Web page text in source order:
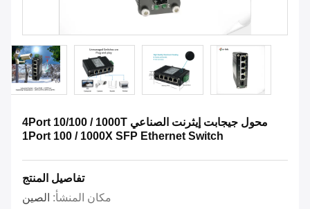
محول جيجابت إيثرنت الصناعي 4Port 10/100 / 1000T
1Port 100 / 1000X SFP Ethernet Switch
تفاصيل المنتج
مكان المنشأ: الصين